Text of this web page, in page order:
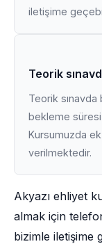
iletişime
Teorik
Teorik sınavda
bekleme süresi
Kursumuzda
verilmektedir.
Akyazı ehliyet
almak için
bizimle iletişime